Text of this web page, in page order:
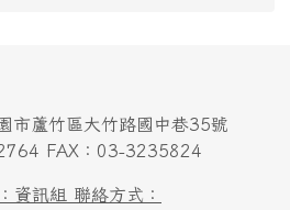
市蘆竹區大竹路國中巷35號
FAX：03-3235824
資訊組 聯絡方式：